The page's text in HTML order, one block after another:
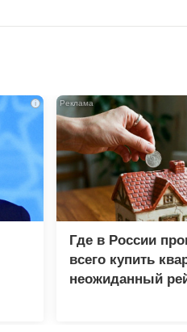
i
Где в России
всего купить
неожиданный